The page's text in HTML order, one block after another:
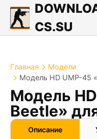
CS.SU
Главная
Модели
Модель HD UMP-45
Модель
Beetle»
Описание